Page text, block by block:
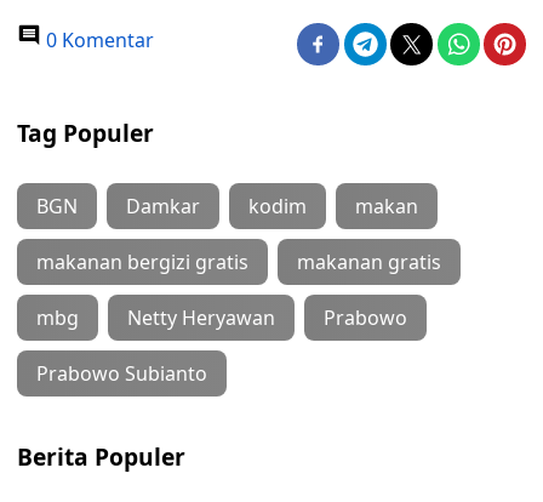
0 Komentar
Tag Populer
BGN Damkar kodim makan
makanan bergizi gratis makanan gratis
mbg Netty Heryawan Prabowo
Prabowo Subianto
Berita Populer